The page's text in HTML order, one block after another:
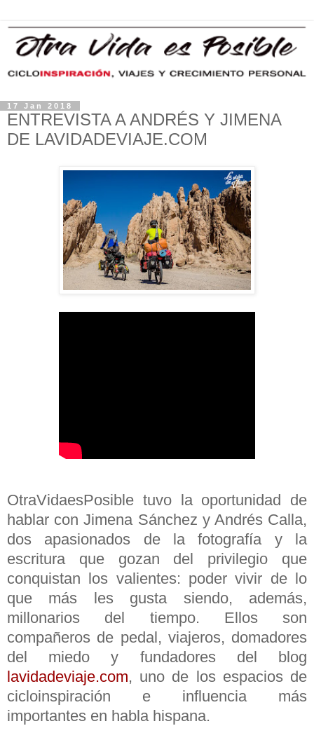
17 Jan 2018
ENTREVISTA A ANDRÉS Y JIMENA
DE LAVIDADEVIAJE.COM
OtraVidaesPosible tuvo la oportunidad de
hablar con Jimena Sánchez y Andrés Calla,
dos apasionados de la fotografía y la
escritura que gozan del privilegio que
conquistan los valientes: poder vivir de lo
que más les gusta siendo, además,
millonarios del tiempo. Ellos son
compañeros de pedal, viajeros, domadores
del miedo y fundadores del blog
lavidadeviaje.com, uno de los espacios de
cicloinspiración e influencia más
importantes en habla hispana.